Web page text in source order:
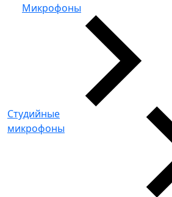
Микрофоны
Студийные
микрофоны